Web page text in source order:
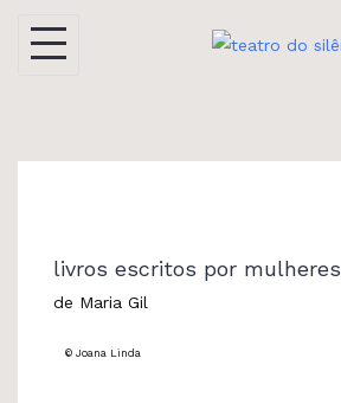
livros escritos por mulheres
de Maria Gil
© Joana Linda